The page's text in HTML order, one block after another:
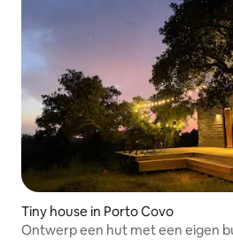
Tiny house in Porto Covo
Ontwerp een hut met een eigen